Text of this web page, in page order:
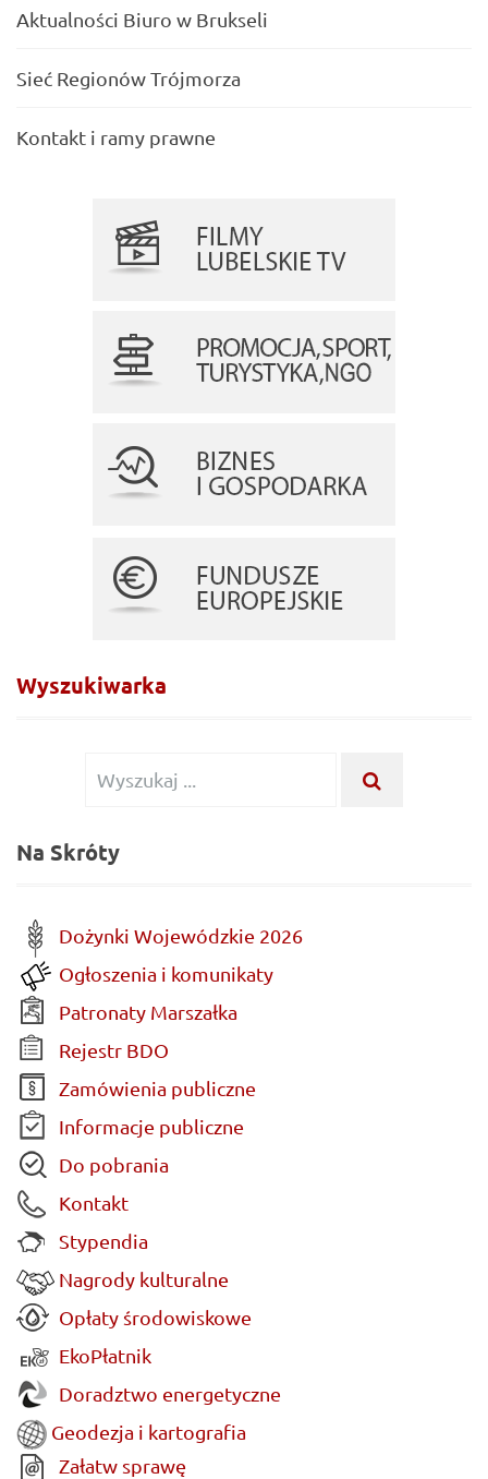
Aktualności Biuro w Brukseli
Sieć Regionów Trójmorza
Kontakt i ramy prawne
Wyszukiwarka
Wyszukiwanie
Na Skróty
Dożynki Wojewódzkie 2026
Ogłoszenia i komunikaty
Patronaty Marszałka
Rejestr BDO
Zamówienia publiczne
Informacje publiczne
Do pobrania
Kontakt
Stypendia
Nagrody kulturalne
Opłaty środowiskowe
EkoPłatnik
Doradztwo energetyczne
Geodezja i kartografia
Załatw sprawę